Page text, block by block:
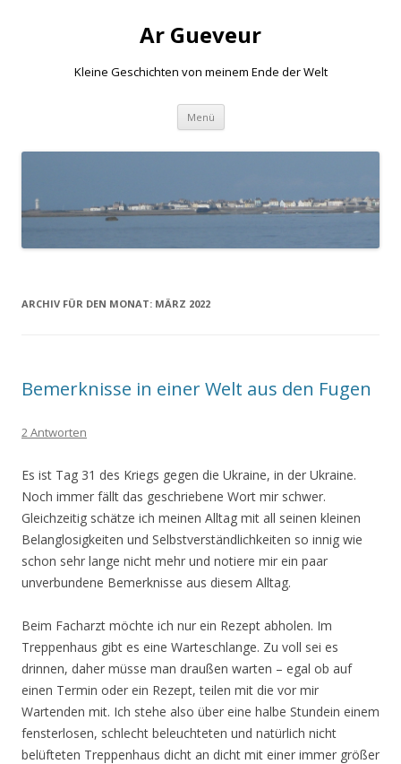
Ar Gueveur
Kleine Geschichten von meinem Ende der Welt
Menü Springe
Inhalt
ARCHIV FÜR DEN MONAT: MÄRZ 2022
Bemerknisse in einer Welt aus den Fugen
2 Antworten
Es ist Tag 31 des Kriegs gegen die Ukraine, in der Ukraine.
Noch immer fällt das geschriebene Wort mir schwer.
Gleichzeitig schätze ich meinen Alltag mit all seinen kleinen
Belanglosigkeiten und Selbstverständlichkeiten so innig wie
schon sehr lange nicht mehr und notiere mir ein paar
unverbundene Bemerknisse aus diesem Alltag.
Beim Facharzt möchte ich nur ein Rezept abholen. Im
Treppenhaus gibt es eine Warteschlange. Zu voll sei es
drinnen, daher müsse man draußen warten – egal ob auf
einen Termin oder ein Rezept, teilen mit die vor mir
Wartenden mit. Ich stehe also über eine halbe Stundein einem
fensterlosen, schlecht beleuchteten und natürlich nicht
belüfteten Treppenhaus dicht an dicht mit einer immer größer